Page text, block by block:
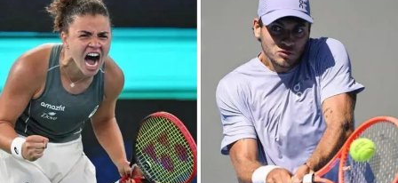
Attualità
Economia e lavoro
Italia Mondo
Sanità